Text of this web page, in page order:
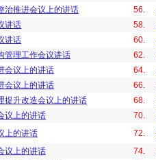
治推进会议上的讲话 56.
讲话 58.
讲话 60.
管理工作会议讲话 62.
会议上的讲话 64.
会议上的讲话 66.
提升改造会议上的讲话 68.
议上的讲话 70.
上的讲话 72.
议上的讲话 74.